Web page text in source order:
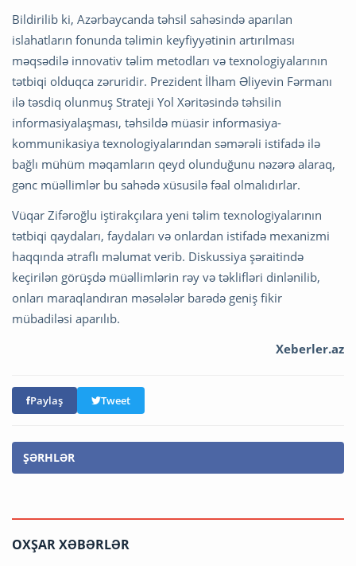
Bildirilib ki, Azərbaycanda təhsil sahəsində aparılan
islahatların fonunda təlimin keyfiyyətinin artırılması
məqsədilə innovativ təlim metodları və texnologiyalarının
tətbiqi olduqca zəruridir. Prezident İlham Əliyevin Fərmanı
ilə təsdiq olunmuş Strateji Yol Xəritəsində təhsilin
informasiyalaşması, təhsildə müasir informasiya-
kommunikasiya texnologiyalarından səmərəli istifadə ilə
bağlı mühüm məqamların qeyd olunduğunu nəzərə alaraq,
gənc müəllimlər bu sahədə xüsusilə fəal olmalıdırlar.
Vüqar Zifəroğlu iştirakçılara yeni təlim texnologiyalarının
tətbiqi qaydaları, faydaları və onlardan istifadə mexanizmi
haqqında ətraflı məlumat verib. Diskussiya şəraitində
keçirilən görüşdə müəllimlərin rəy və təklifləri dinlənilib,
onları maraqlandıran məsələlər barədə geniş fikir
mübadiləsi aparılıb.
Xeberler.az
Paylaş Tweet
ŞƏRHLƏR
OXŞAR XƏBƏRLƏR